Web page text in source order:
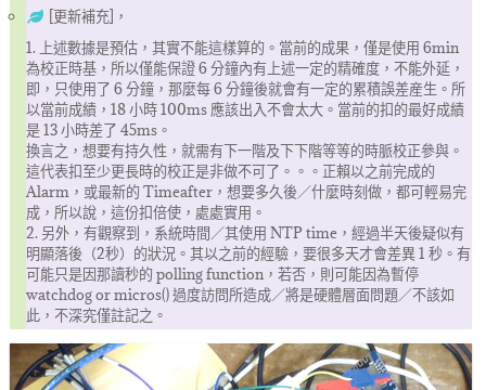
[更新補充]，
1. 上述數據是預估，其實不能這樣算的。當前的成果，僅是使用 6min
為校正時基，所以僅能保證 6 分鐘內有上述一定的精確度，不能外延，
即，只使用了 6 分鐘，那麼每 6 分鐘後就會有一定的累積誤差産生。所
以當前成績，18 小時 100ms 應該出入不會太大。當前的扣的最好成績
是 13 小時差了 45ms。
換言之，想要有持久性，就需有下一階及下下階等等的時脈校正參與。
這代表扣至少更長時的校正是非做不可了。。。正賴以之前完成的
Alarm，或最新的 Timeafter，想要多久後／什麼時刻做，都可輕易完
成，所以說，這份扣倍使，處處實用。
2. 另外，有觀察到，系統時間／其使用 NTP time，經過半天後疑似有
明顯落後（2秒）的狀況。其以之前的經驗，要很多天才會差異 1 秒。有
可能只是因那讀秒的 polling function，若否，則可能因為暫停
watchdog or micros() 過度訪問所造成／將是硬體層面問題／不該如
此，不深究僅註記之。